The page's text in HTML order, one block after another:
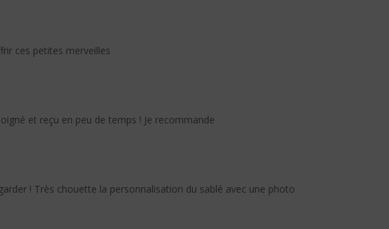
ces petites merveilles
et reçu en peu de temps ! Je recommande
! Très chouette la personnalisation du sablé avec une photo